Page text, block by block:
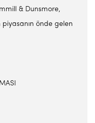
& Dunsmore,
önde gelen